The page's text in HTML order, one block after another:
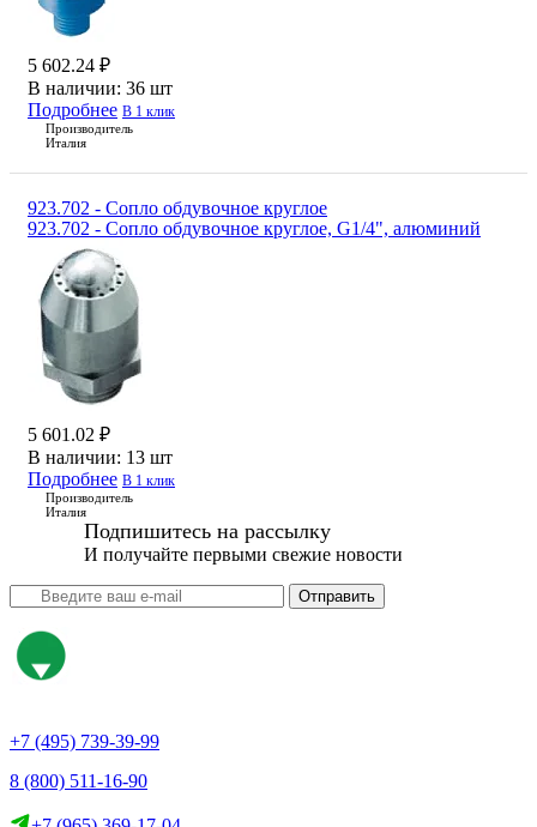
5 602.24 ₽
В наличии: 36 шт
Подробнее В 1 клик
Производитель
Италия
923.702 - Сопло обдувочное круглое
923.702 - Сопло обдувочное круглое, G1/4", алюминий
5 601.02 ₽
В наличии: 13 шт
Подробнее В 1 клик
Производитель
Италия
Подпишитесь на рассылку
И получайте первыми свежие новости
Отправить
+7 (495) 739-39-99
8 (800) 511-16-90